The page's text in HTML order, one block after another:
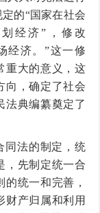
的“国家在社会
经济”，修改
经济。”这一修
重大的意义，这
向，确定了社会
法典编纂奠定了
同法的制定，统
，先制定统一合
统一和完善，
财产归属和利用